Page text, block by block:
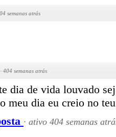
semanas atrás
· 404 semanas atrás
dia de vida louvado
meu dia eu creio no
· ativo 404 semanas